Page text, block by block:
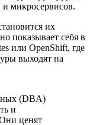
и микросервисов.
их
показывает себя в
или OpenShift, где
выходят на
(DBA)
и
ценят